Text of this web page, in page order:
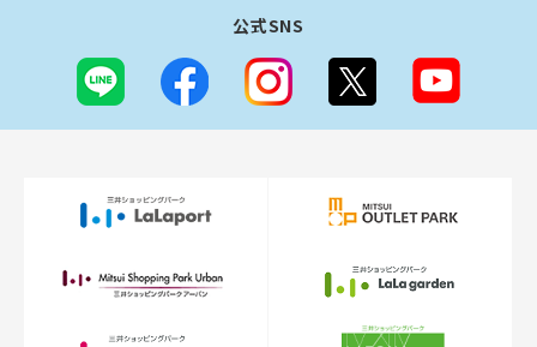
公式SNS